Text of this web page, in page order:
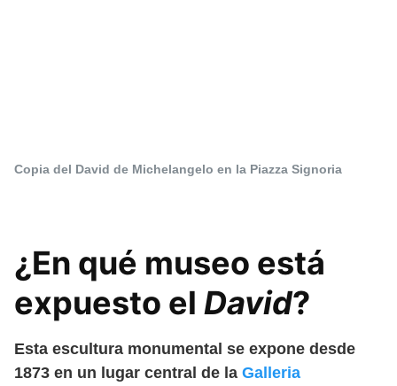
Copia del David de Michelangelo en la Piazza Signoria
¿En qué museo está
expuesto el David?
Esta escultura monumental se expone desde
1873 en un lugar central de la Galleria